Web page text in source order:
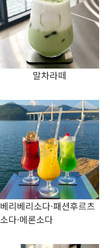
말차라떼
베리베리소다·패션후르츠
소다·메론소다